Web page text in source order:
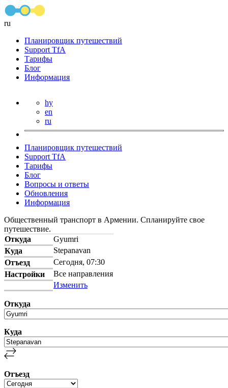
ru
Планировщик путешествий
Support TfA
Тарифы
Блог
Информация
hy
en
ru
Планировщик путешествий
Support TfA
Тарифы
Блог
Вопросы и ответы
Обновления
Информация
Общественный транспорт в Армении. Спланируйте свое
путешествие.
Откуда
Gyumri
Куда
Stepanavan
Отъезд
Сегодня, 07:30
Настройки
Все направления
Изменить
Откуда
Куда
Отъезд